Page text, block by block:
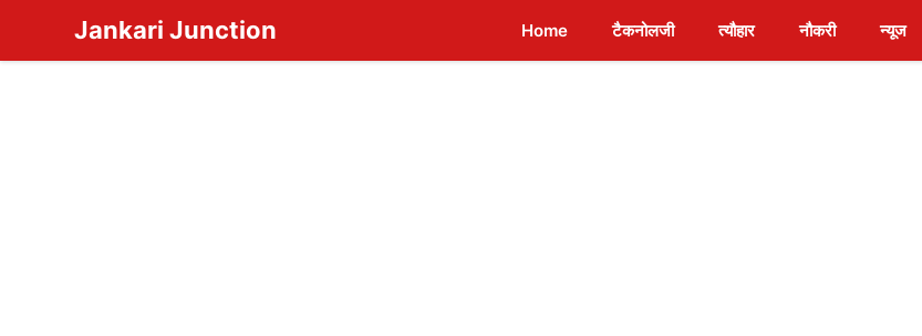
content
Jankari Junction Home टैकनोलजी त्यौहार नौकरी न्यूज